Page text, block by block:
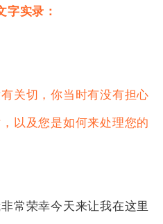
字实录：
切，你当时有没有担心
以及您是如何来处理您的
荣幸今天来让我在这里